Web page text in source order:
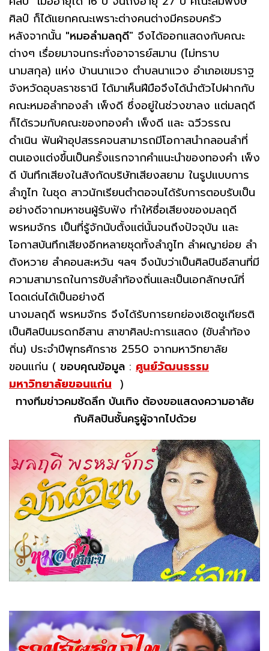
ศิลป์ ก็ได้แยกคณะเพราะต่างคนต่างมีครอบครัว
หลังจากนั้น "หมอลำมลฤดี" จึงได้ออกแสดงกับคณะ
ต่างๆ เรื่อยมาจนกระทั่งอาจารย์สมาน (ไม่ทราบ
นามสกุล) แห่ง บ้านนาแวง ตำบลนาแวง อำเภอเขมราฐ
จังหวัดอุบลราชธานี ได้มาเห็นฝีมือจึงได้นำตัวไปฝากกับ
คณะหมอลำทองลำ เพ็งดี ซึ่งอยู่ในช่วงขาลง แต่มลฤดี
ก็ได้รวมกับคณะของทองคำ เพ็งดี และ ฉวีวรรณ
ดำเนิน ฟันฝ่าอุปสรรคจนสามารถมีโอกาสนำกลอนลำที่
ตนเองแต่งขึ้นเป็นครั้งแรกจากคำแนะนำของทองคำ เพ็ง
ดี บันทึกเสียงในสังกัดบริษัทเสียงสยาม ในรูปแบบการ
ลำภูไท ในชุด สาวนักเรียนตำตอจนได้รับการตอบรับเป็น
อย่างดีจากมหาชนผู้รับฟัง ทำให้ชื่อเสียงของมลฤดี
พรหมจักร เป็นที่รู้จักนับตั้งแต่นั้นจนถึงปัจจุบัน และ
โอกาสบันทึกเสียงอีกหลายชุดทั้งลำภูไท ลำผญาย่อย ลำ
ตังหวาย ลำคอนสะหวัน ฯลฯ จึงนับว่าเป็นศิลปินอีสานที่มี
ความสามารถในการขับลำท้องถิ่นและเป็นเอกลักษณ์ที่
โดดเด่นได้เป็นอย่างดี
นางมลฤดี พรหมจักร จึงได้รับการยกย่องเชิดชูเกียรติ
เป็นศิลปินมรดกอีสาน สาขาศิลปะการแสดง (ขับลำท้อง
ถิ่น) ประจำปีพุทธศักราช 2550 จากมหาวิทยาลัย
ขอนแก่น ( ขอบคุณข้อมูล : ศูนย์วัฒนธรรม
มหาวิทยาลัยขอนแก่น )
ทางทีมข่าวคมชัดลึก บันเทิง ต้องขอแสดงความอาลัย
กับศิลปินชั้นครูผู้จากไปด้วย